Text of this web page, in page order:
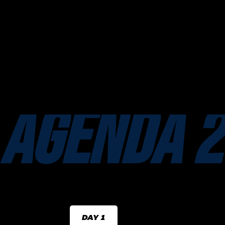
AGENDA
DAY 1